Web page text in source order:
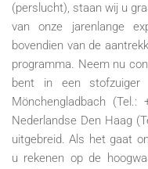
(perslucht), staan wij u
van onze jarenlange
bovendien van de
programma. Neem nu
bent in een
Mönchengladbach (Tel.:
Nederlandse Den Haag
uitgebreid. Als het gaat
u rekenen op de